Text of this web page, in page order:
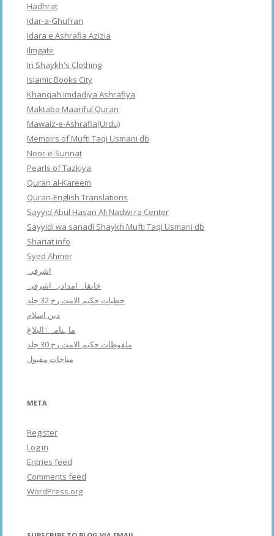
Hadhrat
Idar-a-Ghufran
Idara e Ashrafia Azizia
Ilmgate
In Shaykh's Clothing
Islamic Books City
Khanqah Imdadiya Ashrafiya
Maktaba Maariful Quran
Mawaiz-e-Ashrafia(Urdu)
Memoirs of Mufti Taqi Usmani db
Noor-e-Sunnat
Pearls of Tazkiya
Quran al-Kareem
Quran-English Translations
Sayyid Abul Hasan Ali Nadwi ra Center
Sayyidi wa sanadi Shaykh Mufti Taqi Usmani db
Shariat info
Syed Ahmer
اشرفبہ
خانقاہ امدادیہ اشرفیہ
خطبات حکیم الامت رح 32 جلد
دین اسلام
ماہنامہ : البلاغ
ملفوظات حکیم الامت رح 30 جلد
مناجات مقبول
META
Register
Log in
Entries feed
Comments feed
WordPress.org